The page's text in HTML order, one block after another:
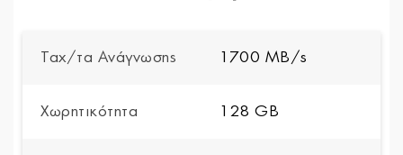
Ταχ/τα Ανάγνωσης 1700 MB/s
Χωρητικότητα 128 GB